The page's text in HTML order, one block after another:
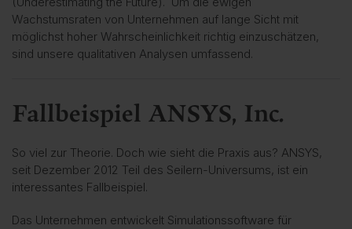
Wachstumsraten von Unternehmen auf lange Sicht mit
möglichst hoher Wahrscheinlichkeit richtig einzuschätzen,
sind unsere qualitativen Analysen umfassend.
Fallbeispiel ANSYS, Inc.
So viel zur Theorie. Doch wie sieht die Praxis aus? ANSYS,
seit Dezember 2012 Teil des Seilern-Universums, ist ein
interessantes Fallbeispiel.
Das Unternehmen entwickelt Simulationssoftware für